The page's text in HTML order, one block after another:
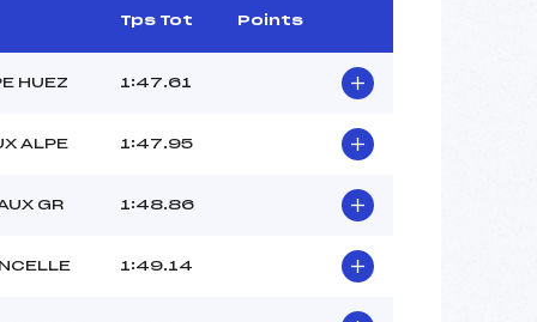
Tps Tot Points
HUEZ 1:47.61
ALPE 1:47.95
GR 1:48.86
1:49.14